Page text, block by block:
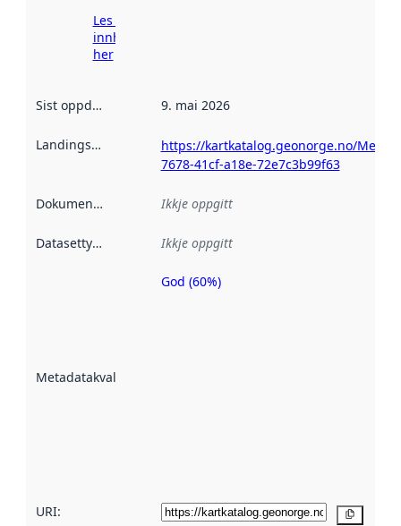
Les meir om
innhenting
her
Sist oppdatert 9. mai 2026
Landingsside
https://kartkatalog.geonorge.no/
7678-41cf-a18e-72e7c3b99f63
Dokumentasjon Ikkje oppgitt
Datasettype Ikkje oppgitt
Metadatakvalitet
Metadatakvalitet
God (60%)
URI: